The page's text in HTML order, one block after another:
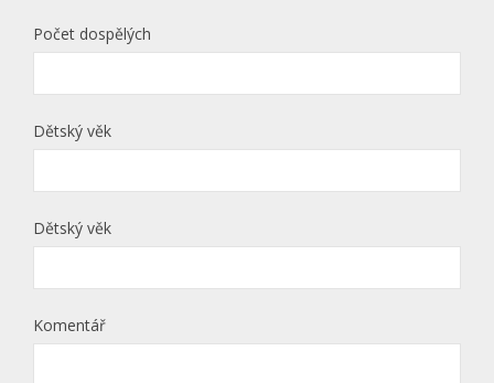
Počet dospělých
Dětský věk
Dětský věk
Komentář